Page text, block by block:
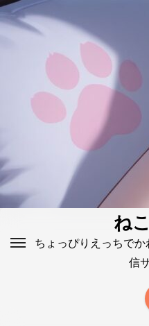
コ
ン
ッ
プ
ね
ちょっぴりえっちで
信